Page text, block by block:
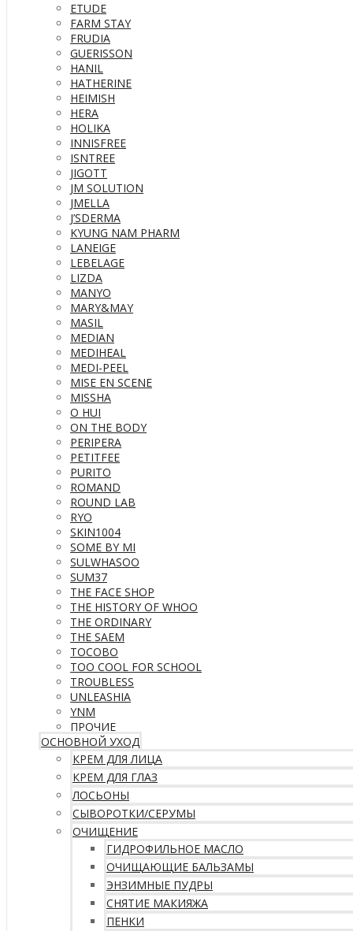
ETUDE
FARM STAY
FRUDIA
GUERISSON
HANIL
HATHERINE
HEIMISH
HERA
HOLIKA
INNISFREE
ISNTREE
JIGOTT
JM SOLUTION
JMELLA
J’SDERMA
KYUNG NAM PHARM
LANEIGE
LEBELAGE
LIZDA
MANYO
MARY&MAY
MASIL
MEDIAN
MEDIHEAL
MEDI-PEEL
MISE EN SCENE
MISSHA
O HUI
ON THE BODY
PERIPERA
PETITFEE
PURITO
ROMAND
ROUND LAB
RYO
SKIN1004
SOME BY MI
SULWHASOO
SUM37
THE FACE SHOP
THE HISTORY OF WHOO
THE ORDINARY
THE SAEM
TOCOBO
TOO COOL FOR SCHOOL
TROUBLESS
UNLEASHIA
YNM
ПРОЧИЕ
ОСНОВНОЙ УХОД
КРЕМ ДЛЯ ЛИЦА
КРЕМ ДЛЯ ГЛАЗ
ЛОСЬОНЫ
СЫВОРОТКИ/СЕРУМЫ
ОЧИЩЕНИЕ
ГИДРОФИЛЬНОЕ МАСЛО
ОЧИЩАЮЩИЕ БАЛЬЗАМЫ
ЭНЗИМНЫЕ ПУДРЫ
СНЯТИЕ МАКИЯЖА
ПЕНКИ